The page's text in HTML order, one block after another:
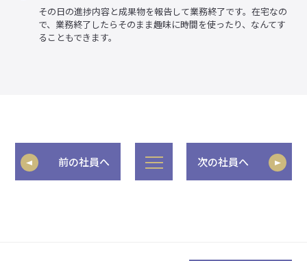
その日の進捗内容と成果物を報告して業務終了です。在宅なの
で、業務終了したらそのまま趣味に時間を使ったり、なんてす
ることもできます。
前の社員へ 次の社員へ